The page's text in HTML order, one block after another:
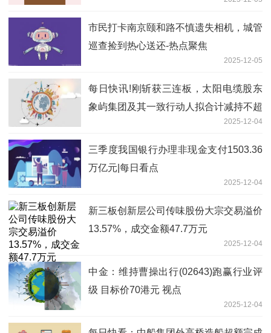
市民打卡南京颐和路不慎遗失相机，城管
巡查捡到热心送还-热点聚焦
2025-12-05
每日快讯!刚斩获三连板，太阳电缆股东
象屿集团及其一致行动人拟合计减持不超
2025-12-04
三季度我国银行办理非现金支付1503.36
万亿元|每日看点
2025-12-04
新三板创新层公司传味股份大宗交易溢价
13.57%，成交金额47.7万元
2025-12-04
中金：维持曹操出行(02643)跑赢行业评
级 目标价70港元 视点
2025-12-04